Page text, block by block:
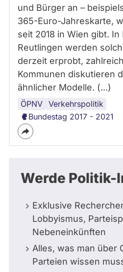
und Bürger an –
365-Euro-Jahreskarte,
seit 2018 in Wien gibt. In
Reutlingen werden
derzeit erprobt,
Kommunen diskutieren
ähnlicher Modelle. (...)
ÖPNV Verkehrspolitik
Bundestag 2017 - 2021
Werde Politik-
Exklusive
Lobbyismus,
Nebeneinkünften
Alles, was man über
Parteien wissen